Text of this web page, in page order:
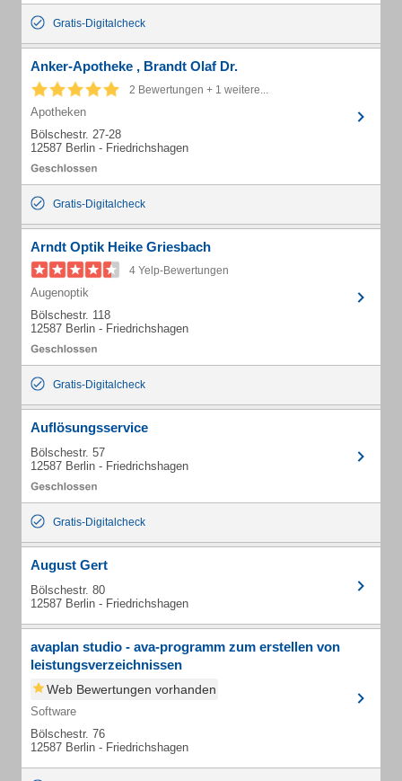
Gratis-Digitalcheck
Anker-Apotheke , Brandt Olaf Dr.
2 Bewertungen + 1 weitere...
Apotheken
Bölschestr. 27-28
12587 Berlin - Friedrichshagen
Gratis-Digitalcheck
Arndt Optik Heike Griesbach
4 Yelp-Bewertungen
Augenoptik
Bölschestr. 118
12587 Berlin - Friedrichshagen
Gratis-Digitalcheck
Auflösungsservice
Bölschestr. 57
12587 Berlin - Friedrichshagen
Gratis-Digitalcheck
August Gert
Bölschestr. 80
12587 Berlin - Friedrichshagen
avaplan studio - ava-programm zum erstellen von
leistungsverzeichnissen
Web Bewertungen vorhanden
Software
Bölschestr. 76
12587 Berlin - Friedrichshagen